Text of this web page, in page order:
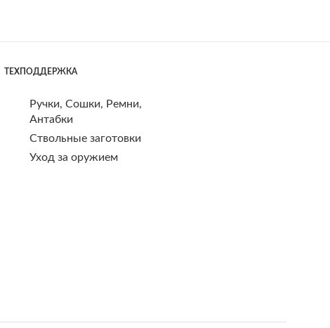
ТЕХПОДДЕРЖКА
Ручки, Сошки, Ремни,
Антабки
Ствольные заготовки
Уход за оружием